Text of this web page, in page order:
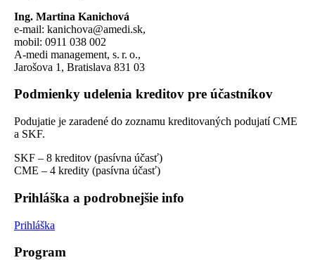
Ing. Martina Kanichová
e-mail: kanichova@amedi.sk,
mobil: 0911 038 002
A-medi management, s. r. o.,
Jarošova 1, Bratislava 831 03
Podmienky udelenia kreditov pre účastníkov
Podujatie je zaradené do zoznamu kreditovaných podujatí CME
a SKF.
SKF – 8 kreditov (pasívna účasť)
CME – 4 kredity (pasívna účasť)
Prihláška a podrobnejšie info
Prihláška
Program